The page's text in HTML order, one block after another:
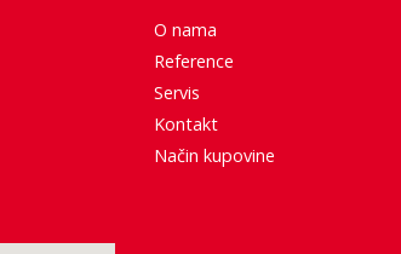
O nama
Reference
Servis
Kontakt
Način kupovine